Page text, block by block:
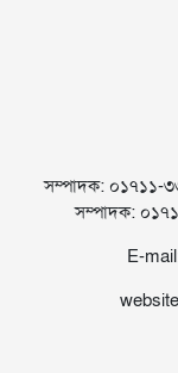
সম্পাদক: ০১৭১১-
সম্পাদক:
E-